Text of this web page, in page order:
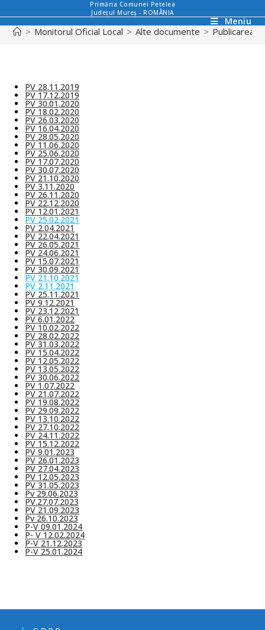
Primăria Comunei Petelea
Județul Mureș - ROMÂNIA
Meniu
> Monitorul Oficial Local > Alte documente > Publicarea
PV 28.11.2019
PV 17.12.2019
PV 30.01.2020
PV 18.02.2020
PV 26.03.2020
PV 16.04.2020
PV 28.05.2020
PV 11.06.2020
PV 25.06.2020
PV 17.07.2020
PV 30.07.2020
PV 21.10.2020
PV 3.11.2020
PV 26.11.2020
PV 22.12.2020
PV 12.01.2021
PV 25.02.2021
PV 2.04.2021
PV 22.04.2021
PV 26.05.2021
PV 24.06.2021
PV 15.07.2021
PV 30.09.2021
PV 21.10.2021
PV 2.11.2021
PV 25.11.2021
PV 9.12.2021
PV 23.12.2021
PV 6.01.2022
PV 10.02.2022
PV 28.02.2022
PV 31.03.2022
PV 15.04.2022
PV 12.05.2022
PV 13.05.2022
PV 30.06.2022
PV 1.07.2022
PV 21.07.2022
PV 19.08.2022
PV 29.09.2022
PV 13.10.2022
PV 27.10.2022
PV 24.11.2022
PV 15.12.2022
PV 9.01.2023
PV 26.01.2023
PV 27.04.2023
PV 12.05.2023
PV 31.05.2023
Pv 29.06.2023
PV.27.07.2023
PV 21.09.2023
Pv 26.10.2023
P-V 09.01.2024
P- V 12.02.2024
P-V 21.12.2023
P-V 25.01.2024